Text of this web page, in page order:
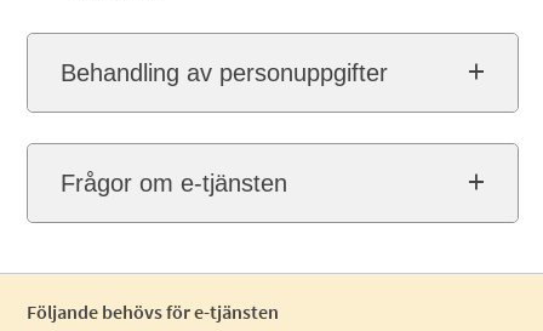
Behandling av personuppgifter
Frågor om e-tjänsten
Följande behövs för e-tjänsten